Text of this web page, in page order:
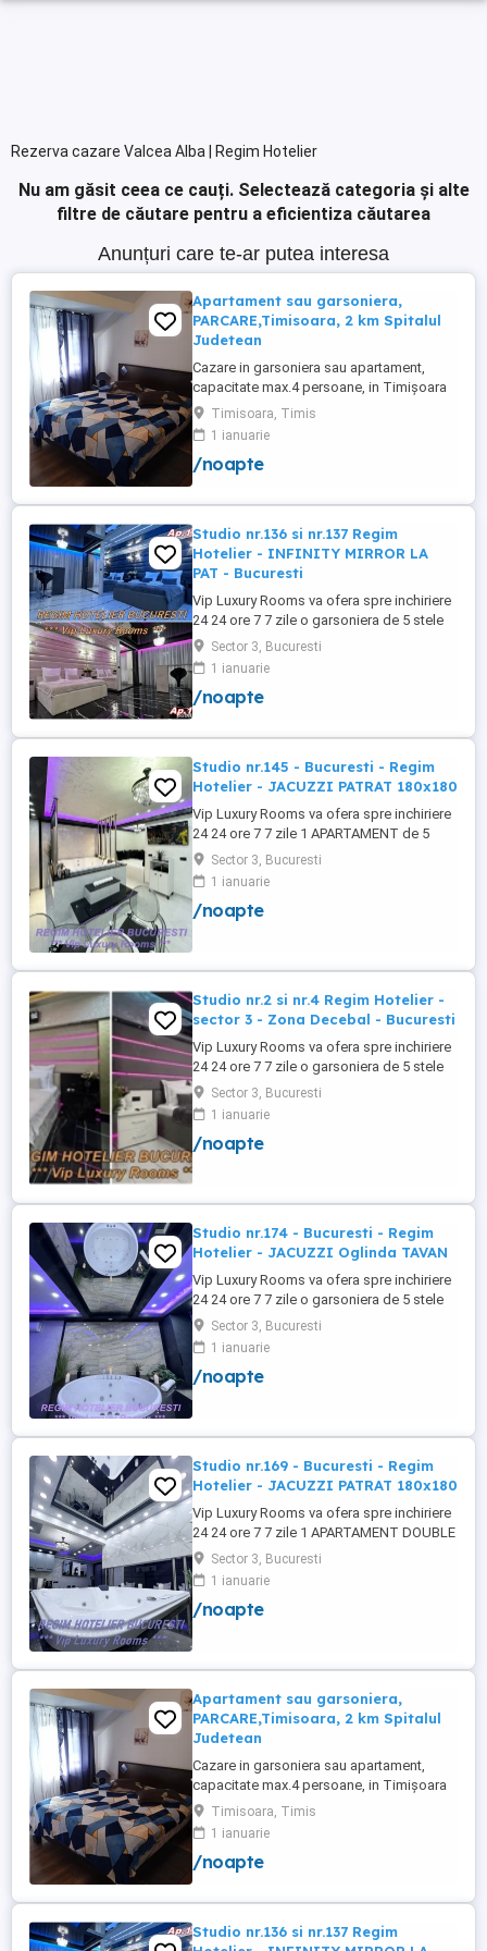
Rezerva cazare Valcea Alba | Regim Hotelier
Nu am găsit ceea ce cauți. Selectează categoria și alte
filtre de căutare pentru a eficientiza căutarea
Anunțuri care te-ar putea interesa
Apartament sau garsoniera,
PARCARE,Timisoara, 2 km Spitalul
Judetean
Cazare in garsoniera sau apartament,
capacitate max.4 persoane, in Timișoara
la 2 km de Spitalul Judetean. (la doua
strazi)de zona Calea Buziasului
Lic.Electrotimis si la 2 km de Mosnita
Noua Centura. PARCARE. Situat la et.1 al
+wifi , frigider, mașină spălat, ...
Timisoara, Timis
1 ianuarie
/noapte
Studio nr.136 si nr.137 Regim
Hotelier - INFINITY MIRROR LA
PAT - Bucuresti
Vip Luxury Rooms va ofera spre inchiriere
24 24 ore 7 7 zile o garsoniera de 5 stele
Luxoase cu un desing unic si deosebit in
Sector 3 Bucuresti . Garsoniera se alfa in
Complex Rezidential Nou . Acces Bariera
Monitorizare Video in Complex ( de la
PRIVAT in complex ...
Sector 3, Bucuresti
1 ianuarie
/noapte
Studio nr.145 - Bucuresti - Regim
Hotelier - JACUZZI PATRAT 180x180
Vip Luxury Rooms va ofera spre inchiriere
24 24 ore 7 7 zile 1 APARTAMENT de 5
stele Luxos cu un desing unic si deosebit
in Sector 3 Bucuresti . APARTAMENTUL se
alfa in Complex Rezidential Nou . Acces
Bariera Monitorizare Video in Complex (
Sector 3, Bucuresti
1 ianuarie
/noapte
Studio nr.2 si nr.4 Regim Hotelier -
sector 3 - Zona Decebal - Bucuresti
Vip Luxury Rooms va ofera spre inchiriere
24 24 ore 7 7 zile o garsoniera de 5 stele
Luxoase cu un desing unic si deosebit in
Sector 3 Bucuresti . Garsoniera se alfa in
Complex Rezidential Nou . Monitorizare
Video in Complex ( de la Politia Locala
Sector 3, Bucuresti
1 ianuarie
/noapte
Studio nr.174 - Bucuresti - Regim
Hotelier - JACUZZI Oglinda TAVAN
Vip Luxury Rooms va ofera spre inchiriere
24 24 ore 7 7 zile o garsoniera de 5 stele
Luxoase cu un desing unic si deosebit in
Sector 3 Bucuresti . Garsoniera se alfa in
Complex Rezidential Nou . Acces Bariera
Monitorizare Video in Complex ( de la
Sector 3, Bucuresti
1 ianuarie
/noapte
Studio nr.169 - Bucuresti - Regim
Hotelier - JACUZZI PATRAT 180x180
Vip Luxury Rooms va ofera spre inchiriere
24 24 ore 7 7 zile 1 APARTAMENT DOUBLE
ROOMS de 5 stele Luxoasa cu un desing
unic si deosebit in Sector 3 Bucuresti .
APARTAMENTUL se alfa in Complex
Rezidential Nou . Acces Bariera
Sector 3, Bucuresti
1 ianuarie
/noapte
Apartament sau garsoniera,
PARCARE,Timisoara, 2 km Spitalul
Judetean
Cazare in garsoniera sau apartament,
capacitate max.4 persoane, in Timișoara
la 2 km de Spitalul Judetean. (la doua
strazi)de zona Calea Buziasului
Lic.Electrotimis si la 2 km de Mosnita
Noua Centura. PARCARE. Situat la et.1 al
+wifi , frigider, mașină spălat, ...
Timisoara, Timis
1 ianuarie
/noapte
Studio nr.136 si nr.137 Regim